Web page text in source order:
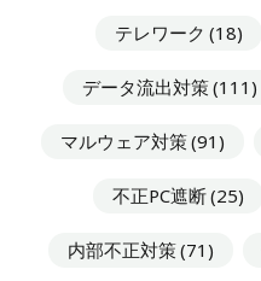
テレワーク (18)
データ流出対策(111)
マルウェア対策(91)
不正PC遮断(25)
内部不正対策(71)